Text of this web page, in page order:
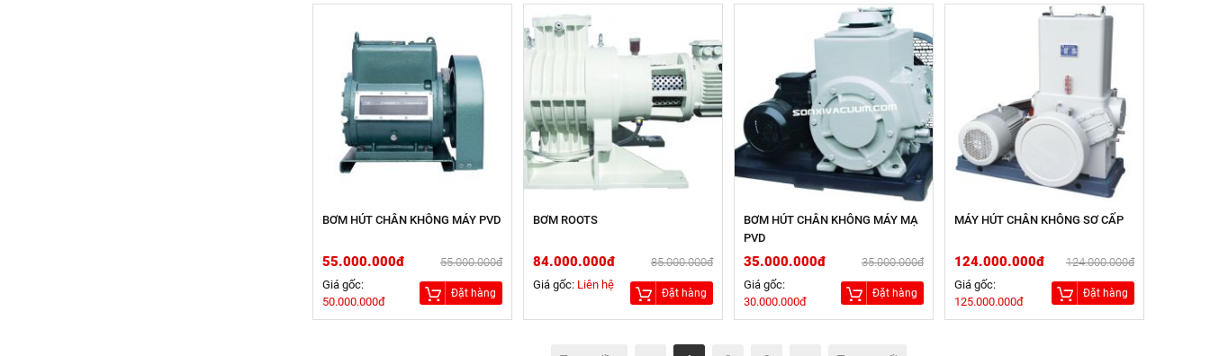
BƠM HÚT CHÂN KHÔNG MÁY PVD
55.000.000đ
55.000.000đ
Giá gốc:
50.000.000đ
Đặt hàng
BƠM ROOTS
84.000.000đ
85.000.000đ
Giá gốc: Liên hệ
Đặt hàng
BƠM HÚT CHÂN KHÔNG MÁY MẠ
PVD
35.000.000đ
35.000.000đ
Giá gốc:
30.000.000đ
Đặt hàng
MÁY HÚT CHÂN KHÔNG SƠ CẤP
124.000.000đ
124.000.000đ
Giá gốc:
125.000.000đ
Đặt hàng